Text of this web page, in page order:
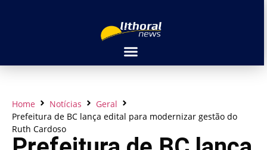
Home Notícias
Geral
Prefeitura de BC lança edital para modernizar gestão do
Ruth Cardoso